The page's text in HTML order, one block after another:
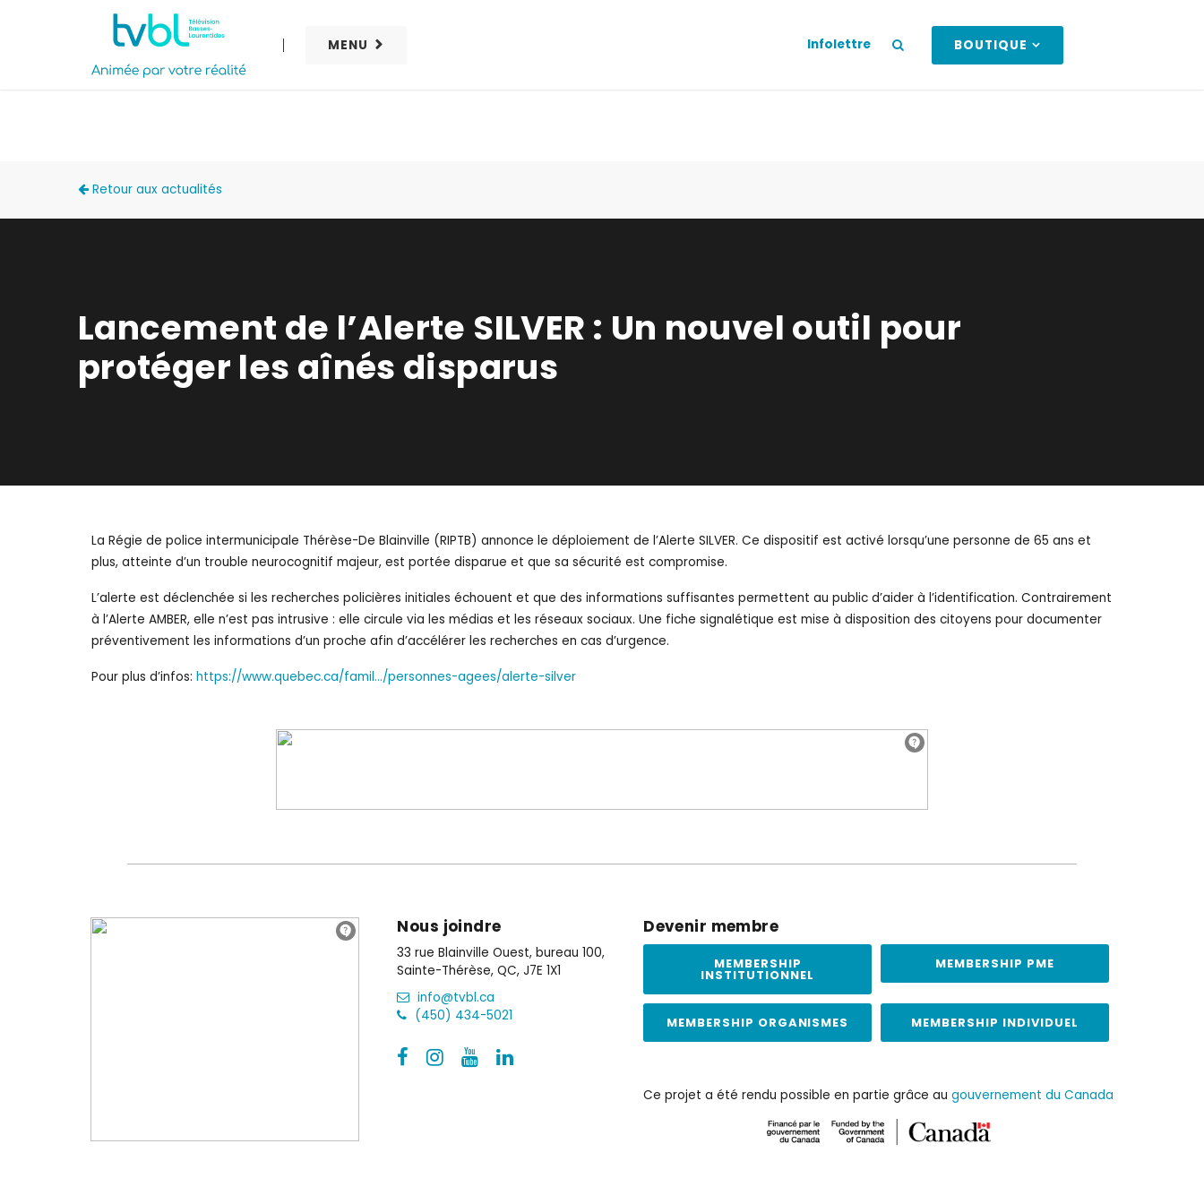
MENU Infolettre BOUTIQUE
Retour aux actualités
Lancement de l’Alerte SILVER : Un nouvel outil pour
protéger les aînés disparus
La Régie de police intermunicipale Thérèse-De Blainville (RIPTB) annonce le déploiement de l’Alerte SILVER. Ce dispositif est activé lorsqu’une personne de 65 ans et
plus, atteinte d’un trouble neurocognitif majeur, est portée disparue et que sa sécurité est compromise.
L’alerte est déclenchée si les recherches policières initiales échouent et que des informations suffisantes permettent au public d’aider à l’identification. Contrairement
à l’Alerte AMBER, elle n’est pas intrusive : elle circule via les médias et les réseaux sociaux. Une fiche signalétique est mise à disposition des citoyens pour documenter
préventivement les informations d’un proche afin d’accélérer les recherches en cas d’urgence.
Pour plus d’infos: https://www.quebec.ca/famil…/personnes-agees/alerte-silver
Nous joindre
33 rue Blainville Ouest, bureau 100,
Sainte-Thérèse, QC, J7E 1X1
info@tvbl.ca
(450) 434-5021
Devenir membre
MEMBERSHIP
INSTITUTIONNEL
MEMBERSHIP PME
MEMBERSHIP ORGANISMES MEMBERSHIP INDIVIDUEL
Ce projet a été rendu possible en partie grâce augouvernement du Canada